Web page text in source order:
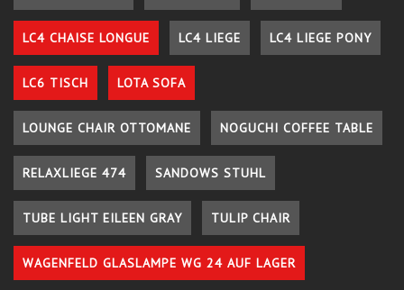
LC4 CHAISE LONGUE LC4 LIEGE LC4 LIEGE PONY
LC6 TISCH LOTA SOFA
LOUNGE CHAIR OTTOMANE NOGUCHI COFFEE TABLE
RELAXLIEGE 474 SANDOWS STUHL
TUBE LIGHT EILEEN GRAY TULIP CHAIR
WAGENFELD GLASLAMPE WG 24 AUF LAGER